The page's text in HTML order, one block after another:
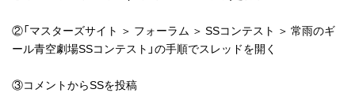
②「マスターズサイト ＞ フォーラム ＞ SSコンテスト ＞ 常雨のギ
ール青空劇場SSコンテスト」の手順でスレッドを開く
③コメントからSSを投稿